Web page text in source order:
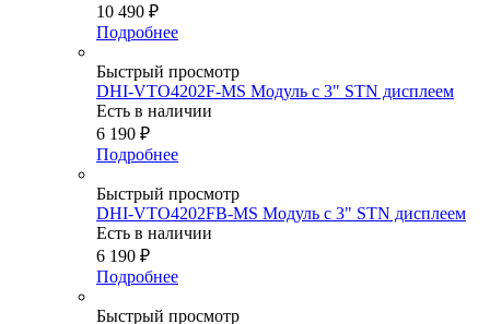
10 490 ₽
Подробнее
Быстрый просмотр
DHI-VTO4202F-MS Модуль с 3" STN дисплеем
Есть в наличии
6 190 ₽
Подробнее
Быстрый просмотр
DHI-VTO4202FB-MS Модуль с 3" STN дисплеем
Есть в наличии
6 190 ₽
Подробнее
Быстрый просмотр